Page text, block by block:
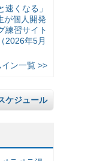
速くなる」
が個人開発
練習サイト
2026年5月
イン一覧 >>
ケジュール